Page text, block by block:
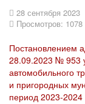
28 сентября 2023
Просмотров: 1078
Постановлением
28.09.2023 № 953
автомобильного
и пригородных
период 2023-2024